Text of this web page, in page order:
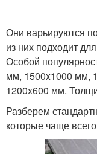
Они варьируются
из них подходит
Особой
мм, 1500x1000 мм,
1200x600 мм.
Разберем
которые чаще